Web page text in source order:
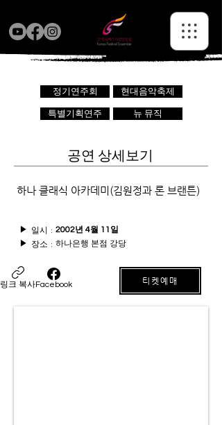
정기연주회 현대음악축제
특별기획연주 뉴 뮤직
공연 상세보기
하나 클래식 아카데미(김원정과 론 브랜튼)
2002년 4월 11일
일시 :
▶
▶
장소 : 하나은행 본점 강당
링크 복사Facebook 티켓예매